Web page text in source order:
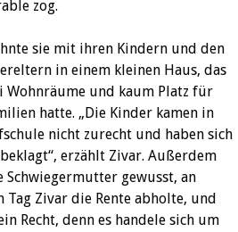
zog.
sie mit ihren Kindern und den
in einem kleinen Haus, das
Wohnräume und kaum Platz für
hatte. „Die Kinder kamen in
nicht zurecht und haben sich
erzählt Zivar. Außerdem
Schwiegermutter gewusst, an
Tag Zivar die Rente abholte, und
Recht, denn es handele sich um